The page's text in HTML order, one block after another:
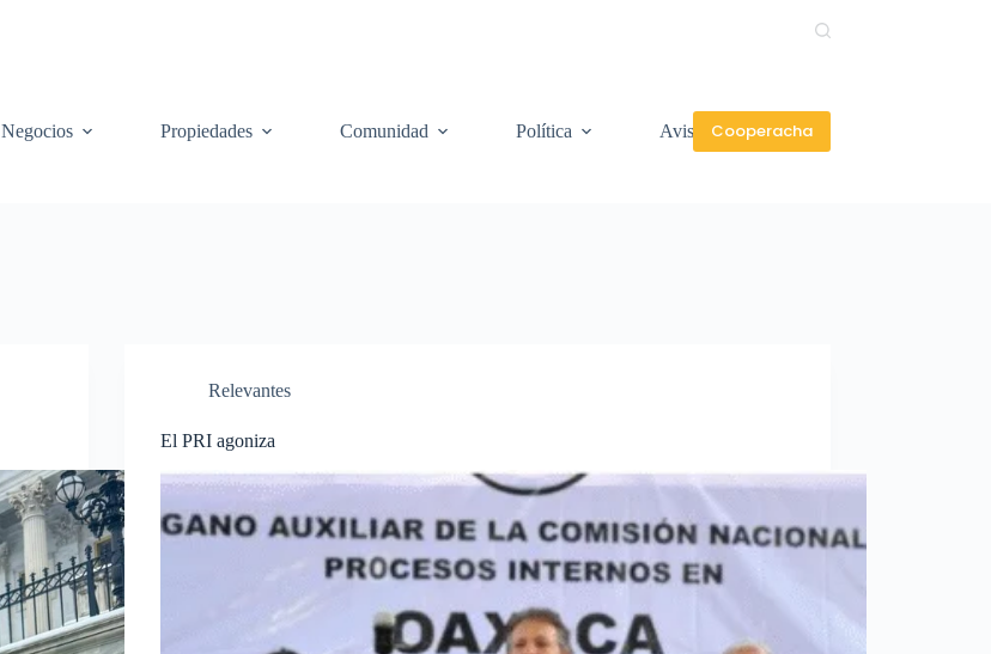
Negocios Propiedades Comunidad Política Aviso de privacidad
Cooperacha
Relevantes
El PRI agoniza